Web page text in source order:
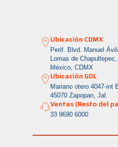
Ubicación CDMX
Perif. Blvd. Manuel
Lomas de
México, CDMX
Ubicación GDL
Mariano otero 4047-int
45070 Zapopan, Jal.
Ventas (Resto del
33 9690 6000